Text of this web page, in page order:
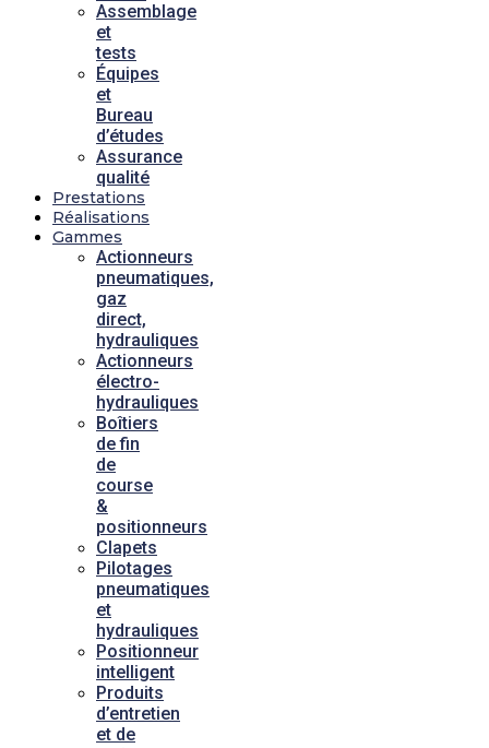
Assemblage
et
tests
Équipes
et
Bureau
d’études
Assurance
qualité
Prestations
Réalisations
Gammes
Actionneurs
pneumatiques,
gaz
direct,
hydrauliques
Actionneurs
électro-
hydrauliques
Boîtiers
de fin
de
course
&
positionneurs
Clapets
Pilotages
pneumatiques
et
hydrauliques
Positionneur
intelligent
Produits
d’entretien
et de